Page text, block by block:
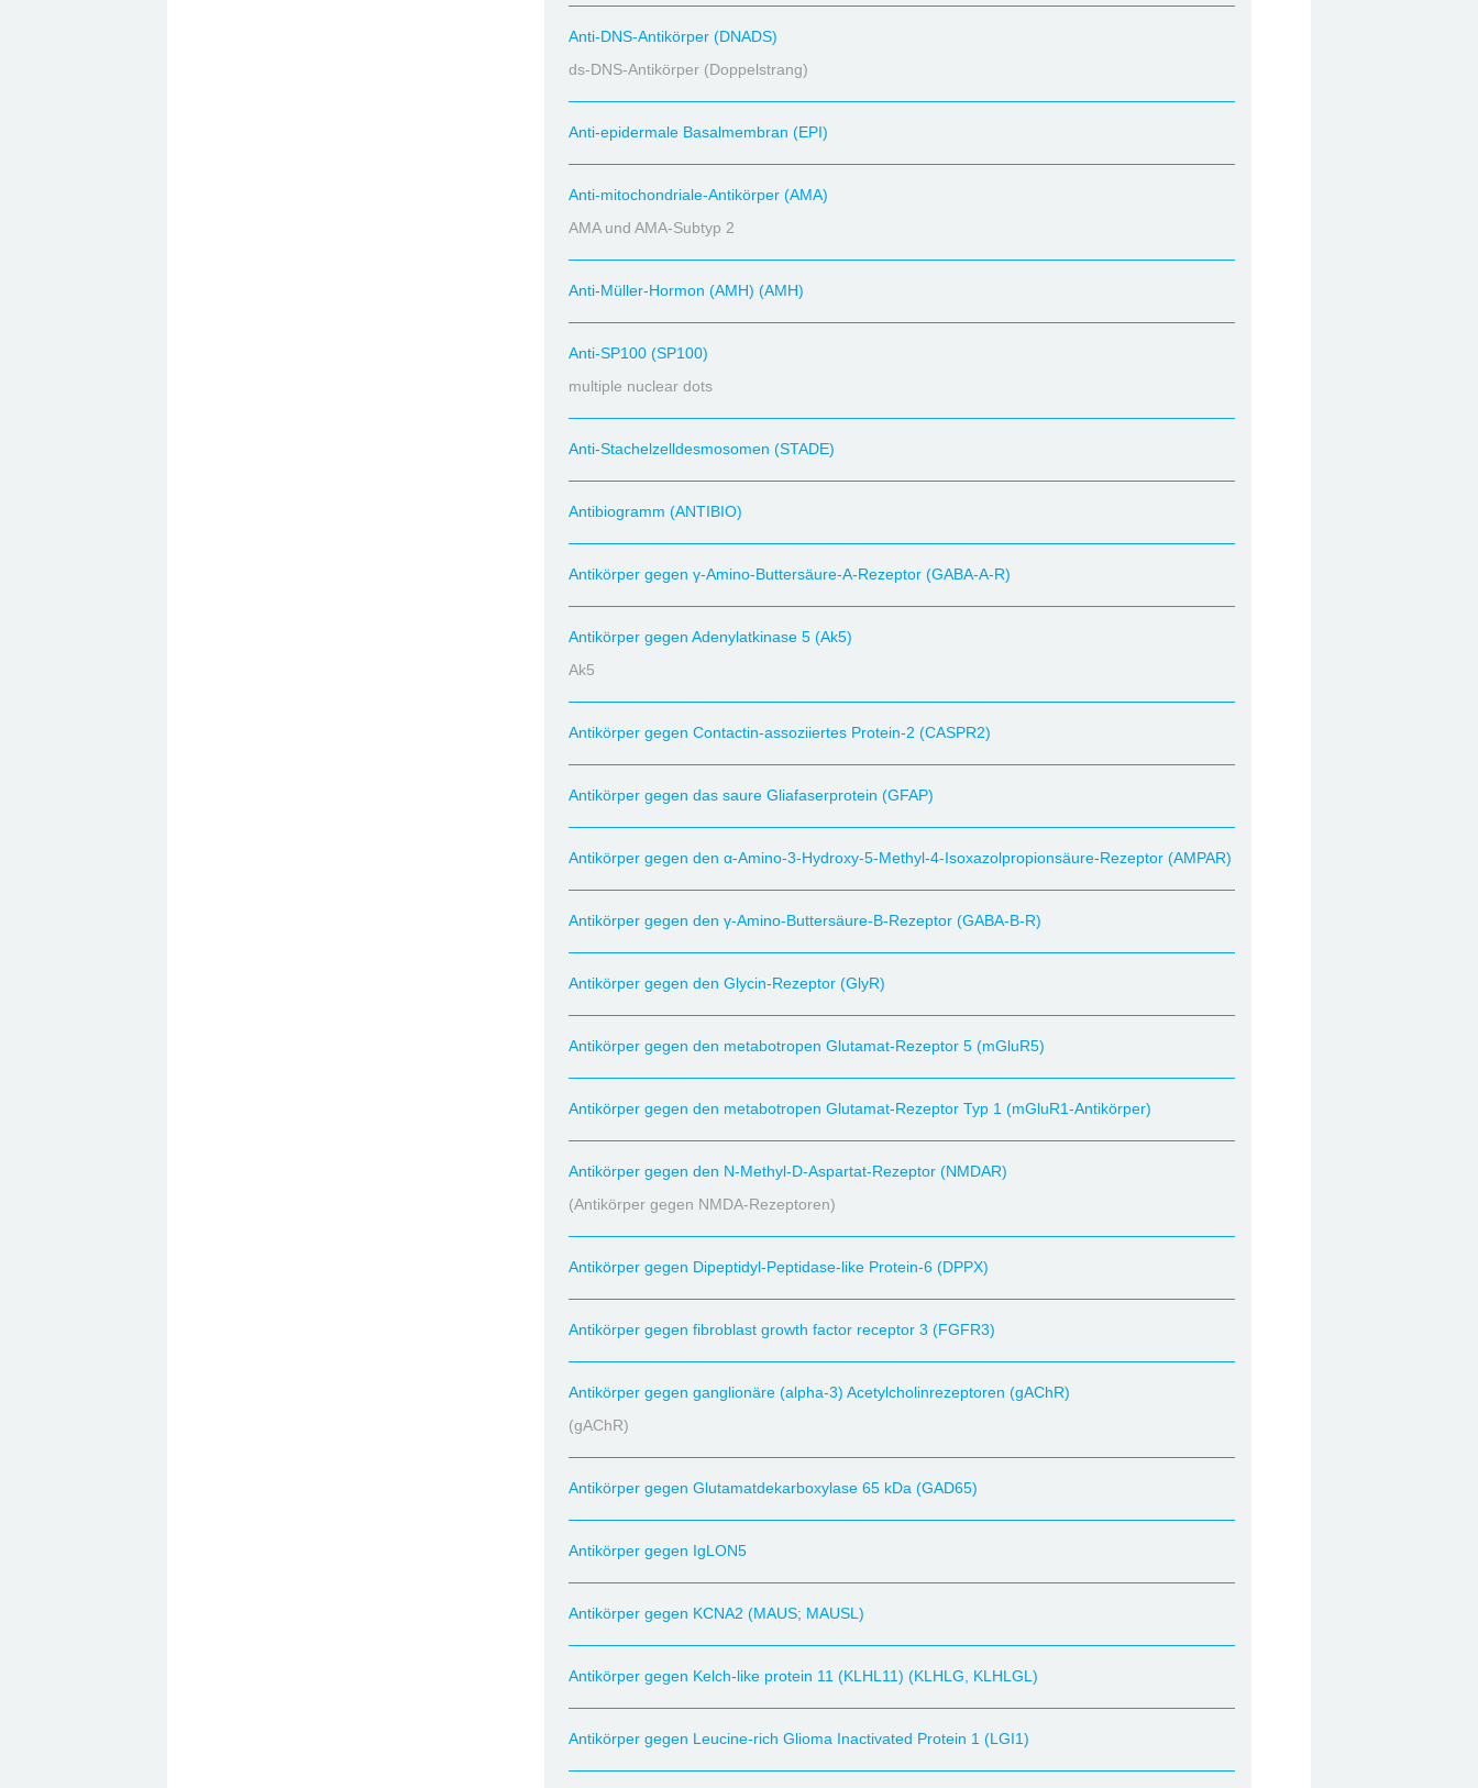
Anti-DNS-Antikörper (DNADS)
ds-DNS-Antikörper (Doppelstrang)
Anti-epidermale Basalmembran (EPI)
Anti-mitochondriale-Antikörper (AMA)
AMA und AMA-Subtyp 2
Anti-Müller-Hormon (AMH) (AMH)
Anti-SP100 (SP100)
multiple nuclear dots
Anti-Stachelzelldesmosomen (STADE)
Antibiogramm (ANTIBIO)
Antikörper gegen γ-Amino-Buttersäure-A-Rezeptor (GABA-A-R)
Antikörper gegen Adenylatkinase 5 (Ak5)
Ak5
Antikörper gegen Contactin-assoziiertes Protein-2 (CASPR2)
Antikörper gegen das saure Gliafaserprotein (GFAP)
Antikörper gegen den α-Amino-3-Hydroxy-5-Methyl-4-Isoxazolpropionsäure-Rezeptor (AMPAR)
Antikörper gegen den γ-Amino-Buttersäure-B-Rezeptor (GABA-B-R)
Antikörper gegen den Glycin-Rezeptor (GlyR)
Antikörper gegen den metabotropen Glutamat-Rezeptor 5 (mGluR5)
Antikörper gegen den metabotropen Glutamat-Rezeptor Typ 1 (mGluR1-Antikörper)
Antikörper gegen den N-Methyl-D-Aspartat-Rezeptor (NMDAR)
(Antikörper gegen NMDA-Rezeptoren)
Antikörper gegen Dipeptidyl-Peptidase-like Protein-6 (DPPX)
Antikörper gegen fibroblast growth factor receptor 3 (FGFR3)
Antikörper gegen ganglionäre (alpha-3) Acetylcholinrezeptoren (gAChR)
(gAChR)
Antikörper gegen Glutamatdekarboxylase 65 kDa (GAD65)
Antikörper gegen IgLON5
Antikörper gegen KCNA2 (MAUS; MAUSL)
Antikörper gegen Kelch-like protein 11 (KLHL11) (KLHLG, KLHLGL)
Antikörper gegen Leucine-rich Glioma Inactivated Protein 1 (LGI1)